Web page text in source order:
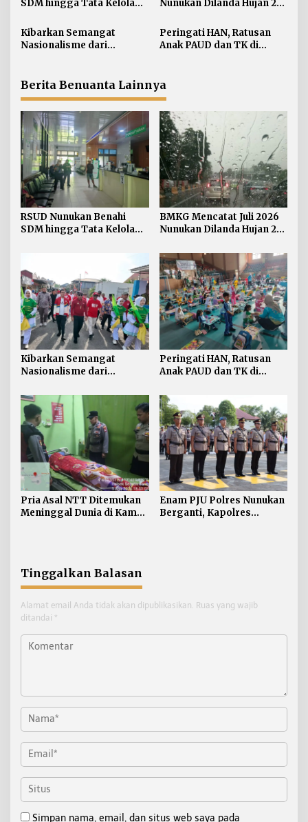
p
o
s
SDM hingga Tata Kelola
Nunukan Dilanda Hujan 23
Kibarkan Semangat
Nasionalisme dari
Dibentangkan di Sebatik
Peringati HAN, Ratusan
Anak PAUD dan TK di
Mewarnai
Berita Benuanta Lainnya
RSUD Nunukan Benahi
SDM hingga Tata Kelola
BMKG Mencatat Juli 2026
Nunukan Dilanda Hujan 23
Kibarkan Semangat
Nasionalisme dari
Merah Putih 81 Meter
Dibentangkan di Sebatik
Peringati HAN, Ratusan
Anak PAUD dan TK di
Lomba Menggambar dan
Mewarnai
Pria Asal NTT Ditemukan
Meninggal Dunia di Kamar
Enam PJU Polres Nunukan
Berganti, Kapolres
Tinggalkan Balasan
Alamat email Anda tidak akan dipublikasikan. Ruas yang wajib
ditandai *
Simpan nama, email, dan situs web saya pada